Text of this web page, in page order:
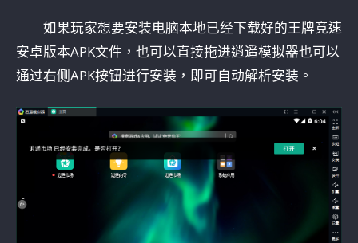
如果玩家想要安装电脑本地已经下载好的王牌竞速
安卓版本APK文件，也可以直接拖进逍遥模拟器也可以
通过右侧APK按钮进行安装，即可自动解析安装。